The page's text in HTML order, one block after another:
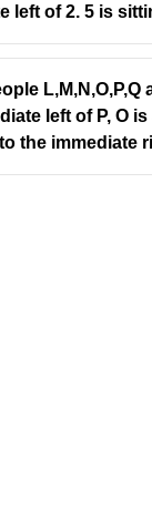
left of 2. 5 is
left of P, O
the immediate